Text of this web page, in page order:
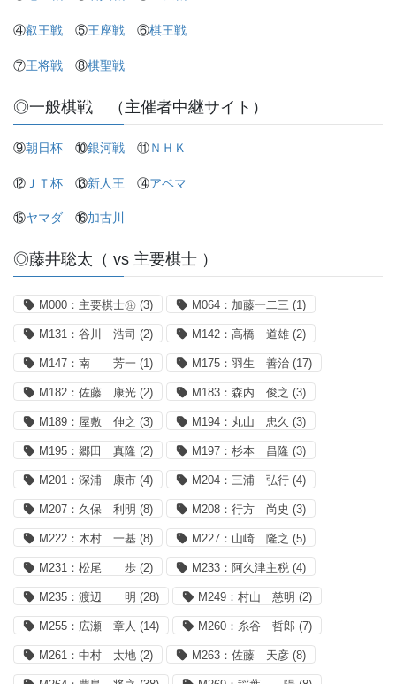
④叡王戦 ⑤王座戦 ⑥棋王戦
⑦王将戦 ⑧棋聖戦
◎一般棋戦 （主催者中継サイト）
⑨朝日杯 ⑩銀河戦 ⑪ＮＨＫ
⑫ ＪＴ杯 ⑬新人王 ⑭アベマ
⑮ヤマダ ⑯加古川
◎藤井聡太（ vs 主要棋士 ）
M000：主要棋士㊟ (3) M064：加藤一二三 (1)
M131：谷川 浩司 (2) M142：高橋 道雄 (2)
M147：南 芳一 (1) M175：羽生 善治 (17)
M182：佐藤 康光 (2) M183：森内 俊之 (3)
M189：屋敷 伸之 (3) M194：丸山 忠久 (3)
M195：郷田 真隆 (2) M197：杉本 昌隆 (3)
M201：深浦 康市 (4) M204：三浦 弘行 (4)
M207：久保 利明 (8) M208：行方 尚史 (3)
M222：木村 一基 (8) M227：山崎 隆之 (5)
M231：松尾 歩 (2) M233：阿久津主税 (4)
M235：渡辺 明 (28) M249：村山 慈明 (2)
M255：広瀬 章人 (14) M260：糸谷 哲郎 (7)
M261：中村 太地 (2) M263：佐藤 天彦 (8)